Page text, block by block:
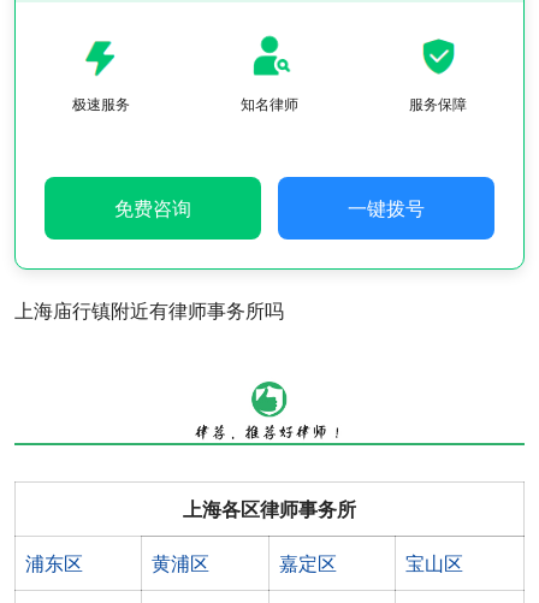
极速服务 知名律师 服务保障
免费咨询 一键拨号
上海庙行镇附近有律师事务所吗
上海各区律师事务所
浦东区 黄浦区 嘉定区 宝山区